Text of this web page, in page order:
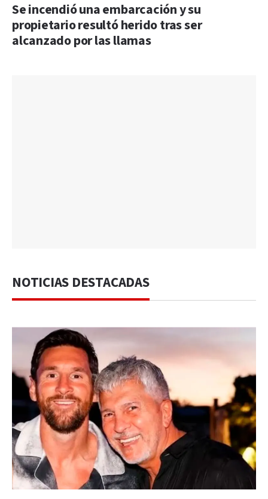
Se incendió una embarcación y su
propietario resultó herido tras ser
alcanzado por las llamas
NOTICIAS DESTACADAS